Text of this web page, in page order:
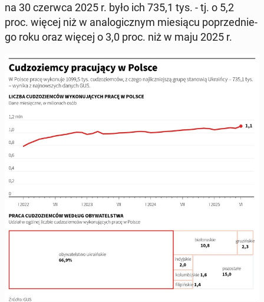
na 30 czerwca 2025 r. było ich 735,1 tys. - tj. o 5,2
proc. więcej niż w ana­lo­gicz­nym mie­sią­cu po­przed­nie­
go roku oraz więcej o 3,0 proc. niż w maju 2025 r.